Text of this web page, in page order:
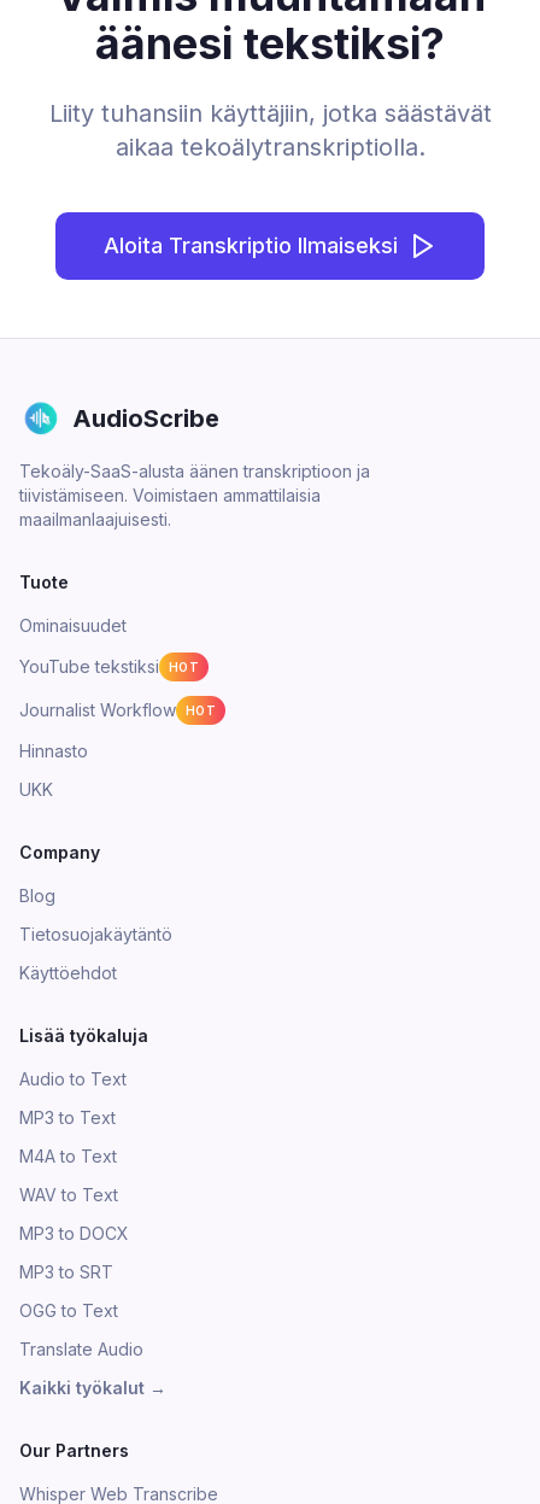
äänesi tekstiksi?
Liity tuhansiin käyttäjiin, jotka säästävät
aikaa tekoälytranskriptiolla.
Aloita Transkriptio Ilmaiseksi
AudioScribe
Tekoäly-SaaS-alusta äänen transkriptioon ja
tiivistämiseen. Voimistaen ammattilaisia
maailmanlaajuisesti.
Tuote
Ominaisuudet
YouTube tekstiksi
HOT
Journalist Workflow HOT
Hinnasto
UKK
Company
Blog
Tietosuojakäytäntö
Käyttöehdot
Lisää työkaluja
Audio to Text
MP3 to Text
M4A to Text
WAV to Text
MP3 to DOCX
MP3 to SRT
OGG to Text
Translate Audio
Kaikki työkalut →
Our Partners
Whisper Web Transcribe